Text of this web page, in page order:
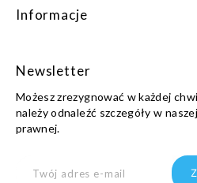
Informacje
Newsletter
Możesz zrezygnować w każdej
należy odnaleźć szczegóły w
prawnej.